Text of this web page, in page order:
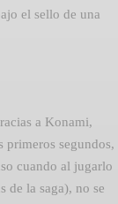
el sello de una
a Konami,
primeros segundos,
cuando al jugarlo
de la saga), no se